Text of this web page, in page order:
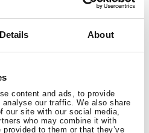
Details About
content and ads, to provide
our traffic. We also share
our site with our social media,
who may combine it with
to them or that they’ve